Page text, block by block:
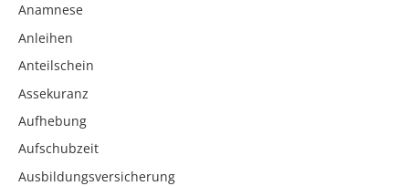
Anamnese
Anleihen
Anteilschein
Assekuranz
Aufhebung
Aufschubzeit
Ausbildungsversicherung